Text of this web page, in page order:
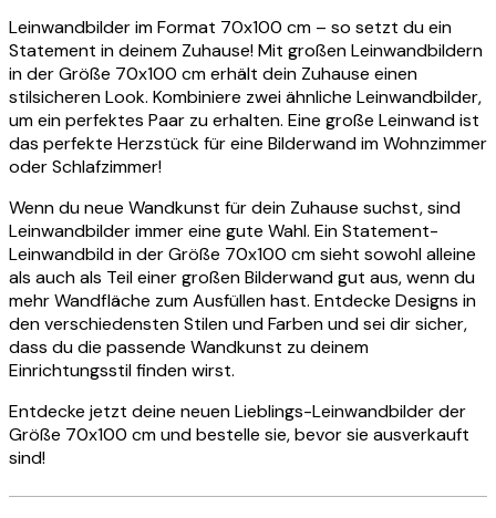
Leinwandbilder im Format 70x100 cm – so setzt du ein
Statement in deinem Zuhause! Mit großen Leinwandbildern
in der Größe 70x100 cm erhält dein Zuhause einen
stilsicheren Look. Kombiniere zwei ähnliche Leinwandbilder,
um ein perfektes Paar zu erhalten. Eine große Leinwand ist
das perfekte Herzstück für eine Bilderwand im Wohnzimmer
oder Schlafzimmer!
Wenn du neue Wandkunst für dein Zuhause suchst, sind
Leinwandbilder immer eine gute Wahl. Ein Statement-
Leinwandbild in der Größe 70x100 cm sieht sowohl alleine
als auch als Teil einer großen Bilderwand gut aus, wenn du
mehr Wandfläche zum Ausfüllen hast. Entdecke Designs in
den verschiedensten Stilen und Farben und sei dir sicher,
dass du die passende Wandkunst zu deinem
Einrichtungsstil finden wirst.
Entdecke jetzt deine neuen Lieblings-Leinwandbilder der
Größe 70x100 cm und bestelle sie, bevor sie ausverkauft
sind!